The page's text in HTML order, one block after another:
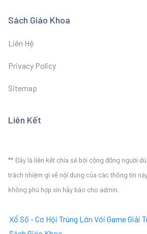
Sách Giáo Khoa
Liên Hệ
Privacy Policy
Sitemap
Liên Kết
** Đây là liên kết chia sẻ bới cộng đồng người
trách nhiệm gì về nội dung của các thông tin
không phù hợp xin hãy báo cho admin.
Xổ Số - Cơ Hội Trúng Lớn Với Game Giải